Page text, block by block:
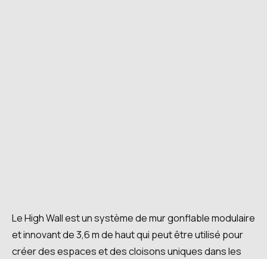
Le High Wall est un système de mur gonflable modulaire
et innovant de 3,6 m de haut qui peut être utilisé pour
créer des espaces et des cloisons uniques dans les